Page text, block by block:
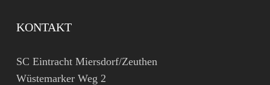
KONTAKT
SC Eintracht Miersdorf/Zeuthen
Wüstemarker Weg 2